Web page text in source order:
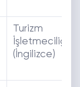
Turizm
İşletmeciliği
(İngilizce)